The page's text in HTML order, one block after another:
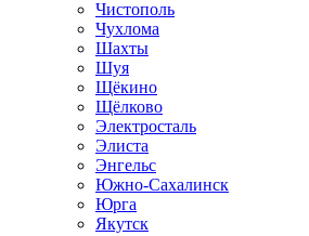
Чистополь
Чухлома
Шахты
Шуя
Щёкино
Щёлково
Электросталь
Элиста
Энгельс
Южно-Сахалинск
Юрга
Якутск